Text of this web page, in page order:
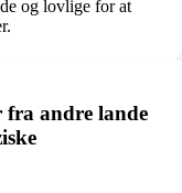
og lovlige for at
andre lande